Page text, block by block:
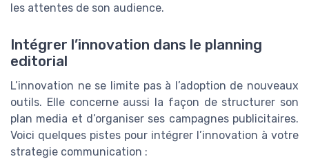
les attentes de son audience.
Intégrer l’innovation dans le planning
editorial
L’innovation ne se limite pas à l’adoption de nouveaux
outils. Elle concerne aussi la façon de structurer son
plan media et d’organiser ses campagnes publicitaires.
Voici quelques pistes pour intégrer l’innovation à votre
strategie communication :